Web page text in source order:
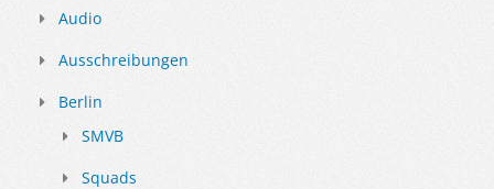
Audio
Ausschreibungen
Berlin
SMVB
Squads